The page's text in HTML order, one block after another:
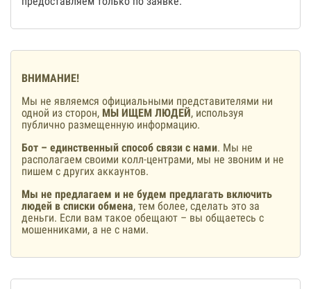
ВНИМАНИЕ!
Мы не являемся официальными представителями ни
одной из сторон, МЫ ИЩЕМ ЛЮДЕЙ, используя
публично размещенную информацию.
Бот – единственный способ связи с нами. Мы не
располагаем своими колл-центрами, мы не звоним и не
пишем с других аккаунтов.
Мы не предлагаем и не будем предлагать включить
людей в списки обмена, тем более, сделать это за
деньги. Если вам такое обещают – вы общаетесь с
мошенниками, а не с нами.